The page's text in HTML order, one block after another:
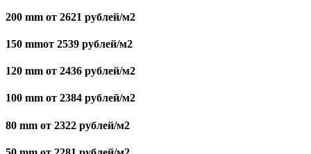
200 mm от 2621 рублей/м2
150 mmот 2539 рублей/м2
120 mm от 2436 рублей/м2
100 mm от 2384 рублей/м2
80 mm от 2322 рублей/м2